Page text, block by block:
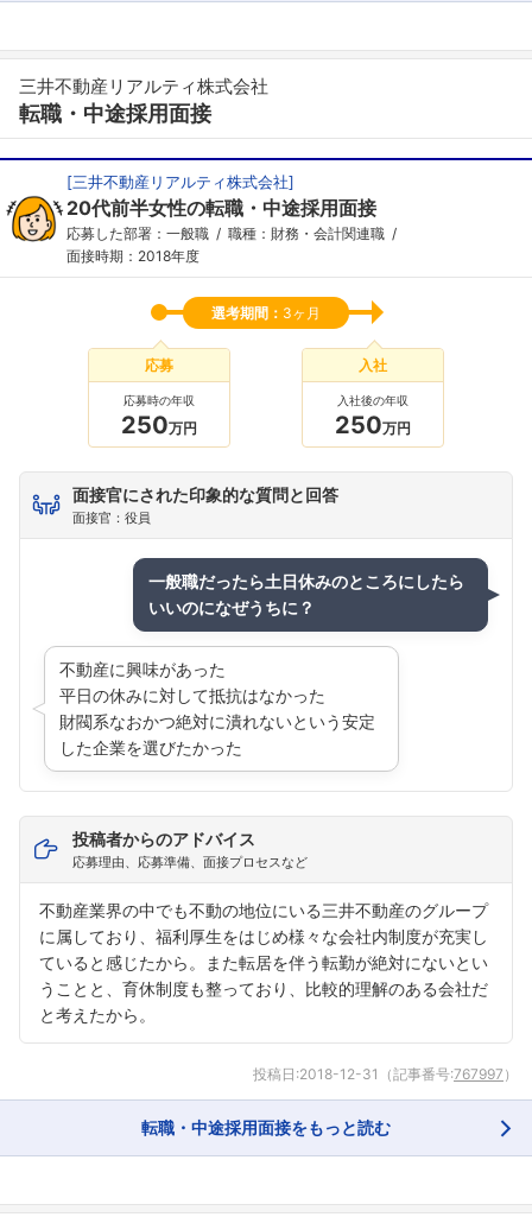
三井不動産リアルティ株式会社
転職・中途採用面接
[三井不動産リアルティ株式会社]
20代前半女性の転職・中途採用面接
応募した部署：一般職
職種：財務・会計関連職
面接時期：2018年度
選考期間： 3ヶ月
応募
応募時の年収
250万円
入社
入社後の年収
250万円
面接官にされた印象的な質問と回答
面接官：役員
一般職だったら土日休みのところにしたら
いいのになぜうちに？
不動産に興味があった
平日の休みに対して抵抗はなかった
財閥系なおかつ絶対に潰れないという安定
した企業を選びたかった
投稿者からのアドバイス
応募理由、応募準備、面接プロセスなど
不動産業界の中でも不動の地位にいる三井不動産のグループ
に属しており、福利厚生をはじめ様々な会社内制度が充実し
ていると感じたから。また転居を伴う転勤が絶対にないとい
うことと、育休制度も整っており、比較的理解のある会社だ
と考えたから。
投稿日:2018-12-31 （記事番号:767997 ）
転職・中途採用面接をもっと読む